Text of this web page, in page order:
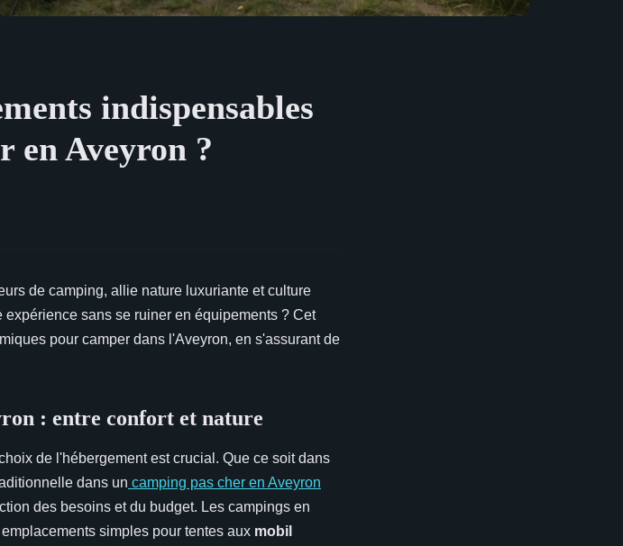
indispensables
en Aveyron ?
de camping, allie nature luxuriante et culture
sans se ruiner en équipements ? Cet
pour camper dans l'Aveyron, en s'assurant de
: entre confort et nature
de l'hébergement est crucial. Que ce soit dans
dans un camping pas cher en Aveyron
des besoins et du budget. Les campings en
simples pour tentes aux mobil